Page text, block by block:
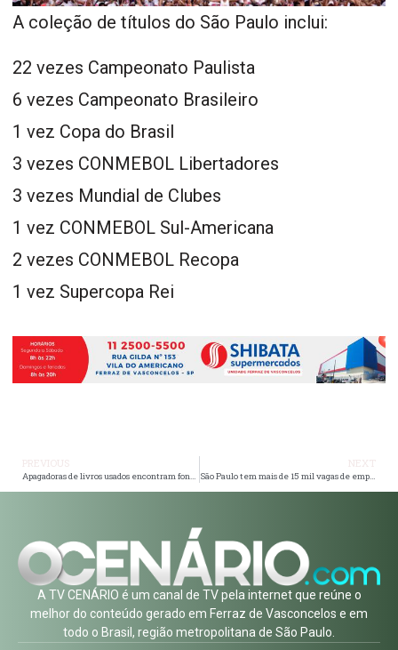
A coleção de títulos do São Paulo inclui:
22 vezes Campeonato Paulista
6 vezes Campeonato Brasileiro
1 vez Copa do Brasil
3 vezes CONMEBOL Libertadores
3 vezes Mundial de Clubes
1 vez CONMEBOL Sul-Americana
2 vezes CONMEBOL Recopa
1 vez Supercopa Rei
Apagadoras de livros usados encontram fonte de renda extra durante o período de volta às aulas: ’12h para apagar 200 páginas’. São Paulo tem mais de 15 mil vagas de emprego
A TV CENÁRIO é um canal de TV pela internet que reúne o
melhor do conteúdo gerado em Ferraz de Vasconcelos e em
todo o Brasil, região metropolitana de São Paulo.